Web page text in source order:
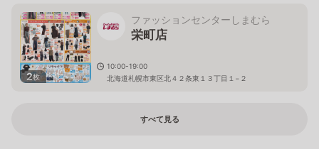
2枚
ファッションセンターしまむら
栄町店
10:00-19:00
北海道札幌市東区北４２条東１３丁目１−２
すべて見る